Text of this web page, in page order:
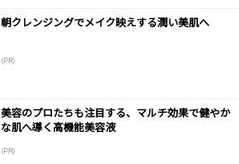
朝クレンジングでメイク映えする潤い美肌へ
(PR)
美容のプロたちも注目する、マルチ効果で健やか
な肌へ導く高機能美容液
(PR)